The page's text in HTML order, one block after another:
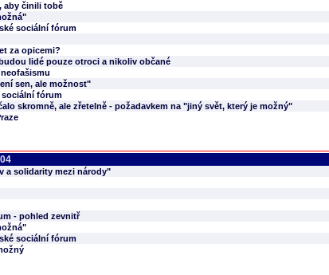
aby činili tobě
sociální fórum
za opicemi?
lidé pouze otroci a nikoliv občané
sen, ale možnost"
sociální fórum
skromně, ale zřetelně - požadavkem na "jiný svět, který je možný"
a solidarity mezi národy"
- pohled zevnitř
sociální fórum